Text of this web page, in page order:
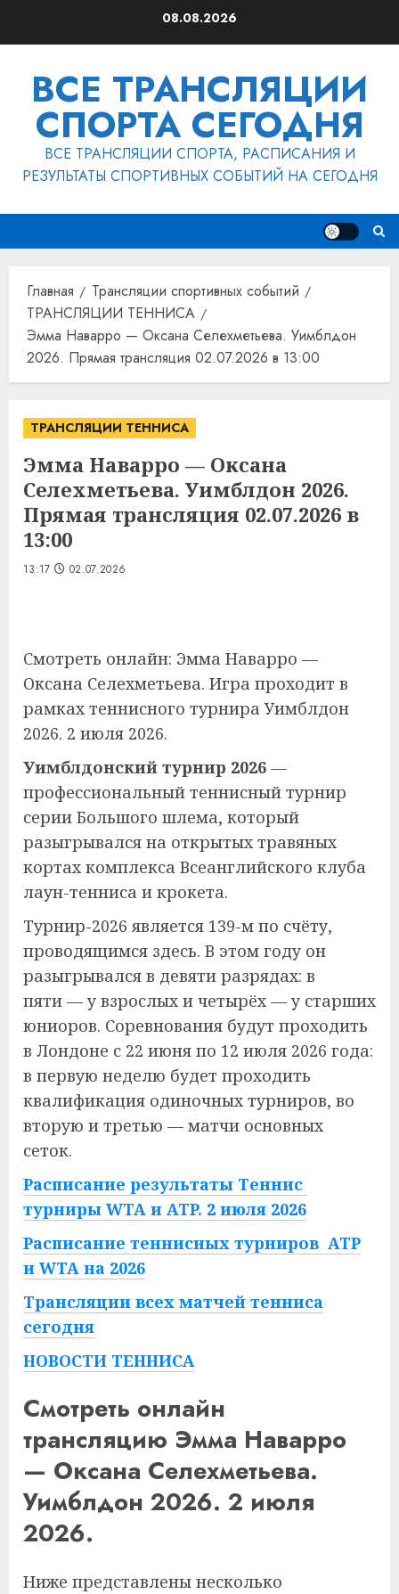
08.08.2026
ВСЕ ТРАНСЛЯЦИИ
СПОРТА СЕГОДНЯ
ВСЕ ТРАНСЛЯЦИИ СПОРТА, РАСПИСАНИЯ И
РЕЗУЛЬТАТЫ СПОРТИВНЫХ СОБЫТИЙ НА СЕГОДНЯ
Главная
Трансляции спортивных событий
ТРАНСЛЯЦИИ ТЕННИСА
Эмма Наварро — Оксана Селехметьева. Уимблдон
2026. Прямая трансляция 02.07.2026 в 13:00
ТРАНСЛЯЦИИ ТЕННИСА
Эмма Наварро — Оксана
Селехметьева. Уимблдон 2026.
Прямая трансляция 02.07.2026 в
13:00
13:17 02.07.2026
Смотреть онлайн: Эмма Наварро —
Оксана Селехметьева. Игра проходит в
рамках теннисного турнира Уимблдон
2026. 2 июля 2026.
Уимблдонский турнир 2026 —
профессиональный теннисный турнир
серии Большого шлема, который
разыгрывался на открытых травяных
кортах комплекса Всеанглийского клуба
лаун-тенниса и крокета.
Турнир-2026 является 139-м по счёту,
проводящимся здесь. В этом году он
разыгрывался в девяти разрядах: в
пяти — у взрослых и четырёх — у старших
юниоров. Соревнования будут проходить
в Лондоне с 22 июня по 12 июля 2026 года:
в первую неделю будет проходить
квалификация одиночных турниров, во
вторую и третью — матчи основных
сеток.
Расписание результаты Теннис
турниры WTA и ATP. 2 июля 2026
Расписание теннисных турниров ATP
и WTA на 2026
Трансляции всех матчей тенниса
сегодня
НОВОСТИ ТЕННИСА
Смотреть онлайн
трансляцию Эмма Наварро
— Оксана Селехметьева.
Уимблдон 2026. 2 июля
2026.
Ниже представлены несколько